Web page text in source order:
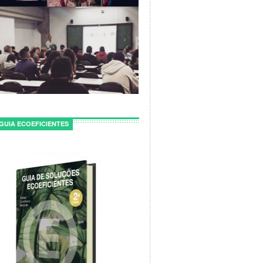
ECOEFICIENTES